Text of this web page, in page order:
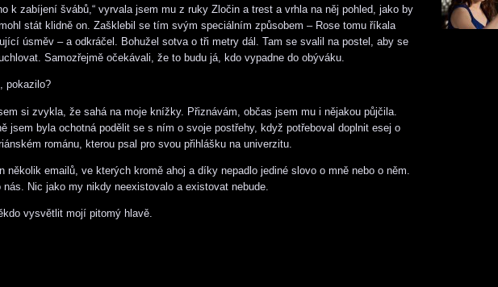
k zabíjení švábů,“ vyrvala jsem mu z ruky Zločin a trest a vrhla na něj pohled, jako by
stát klidně on. Zašklebil se tím svým speciálním způsobem – Rose tomu říkala
úsměv – a odkráčel. Bohužel sotva o tři metry dál. Tam se svalil na postel, aby se
Samozřejmě očekávali, že to budu já, kdo vypadne do obýváku.
pokazilo?
si zvykla, že sahá na moje knížky. Přiznávám, občas jsem mu i nějakou půjčila.
jsem byla ochotná podělit se s ním o svoje postřehy, když potřeboval doplnit esej o
románu, kterou psal pro svou přihlášku na univerzitu.
několik emailů, ve kterých kromě ahoj a díky nepadlo jediné slovo o mně nebo o něm.
nás. Nic jako my nikdy neexistovalo a existovat nebude.
vysvětlit mojí pitomý hlavě.